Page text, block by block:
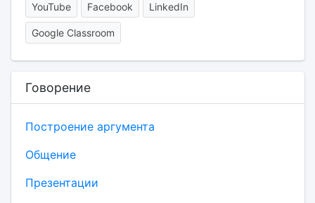
YouTube Facebook LinkedIn
Google Classroom
Говорение
Построение аргумента
Общение
Презентации